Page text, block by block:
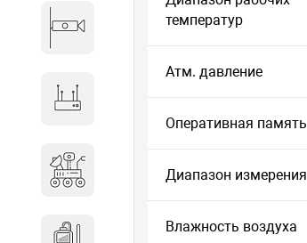
Видеонаблюдение
Сетевое оборудование
оборудование
Дозиметрическое
температур
Атм. давление
Оперативная память
Диапазон измерения
Влажность воздуха